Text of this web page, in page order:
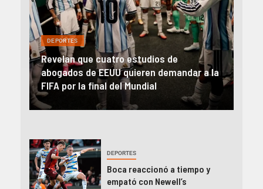
DEPORTES
Revelan que cuatro estudios de
abogados de EEUU quieren demandar a la
FIFA por la final del Mundial
DEPORTES
Boca reaccionó a tiempo y
empató con Newell’s